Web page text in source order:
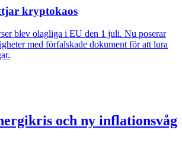
kryptokaos
blev olagliga i EU den 1 juli. Nu poserar
med förfalskade dokument för att lura
och ny inflationsvåg